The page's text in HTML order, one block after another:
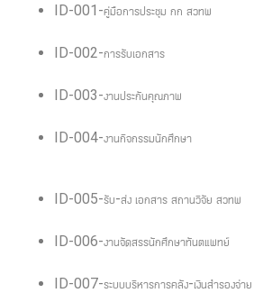
ID-001-คู่มือการประชุม กก สวทพ
ID-002-การรับเอกสาร
ID-003-งานประกันคุณภาพ
ID-004-งานกิจกรรมนักศึกษา
ID-005-รับ-ส่ง เอกสาร สถานวิจัย สวทพ
ID-006-งานจัดสรรนักศึกษาทันตแพทย์
ID-007-ระบบบริหารการคลัง-เงินสำรองจ่าย